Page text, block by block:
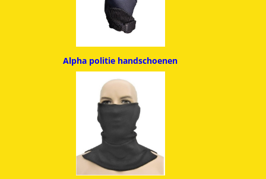
Alpha politie handschoenen